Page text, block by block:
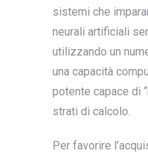
sistemi che
neurali artificiali
utilizzando un
una capacità
potente capace di
strati di calcolo.
Per favorire